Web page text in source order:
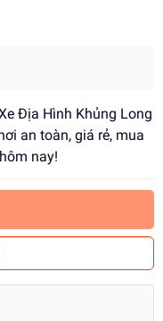
Địa Hình Khủng Long
an toàn, giá rẻ, mua
nay!